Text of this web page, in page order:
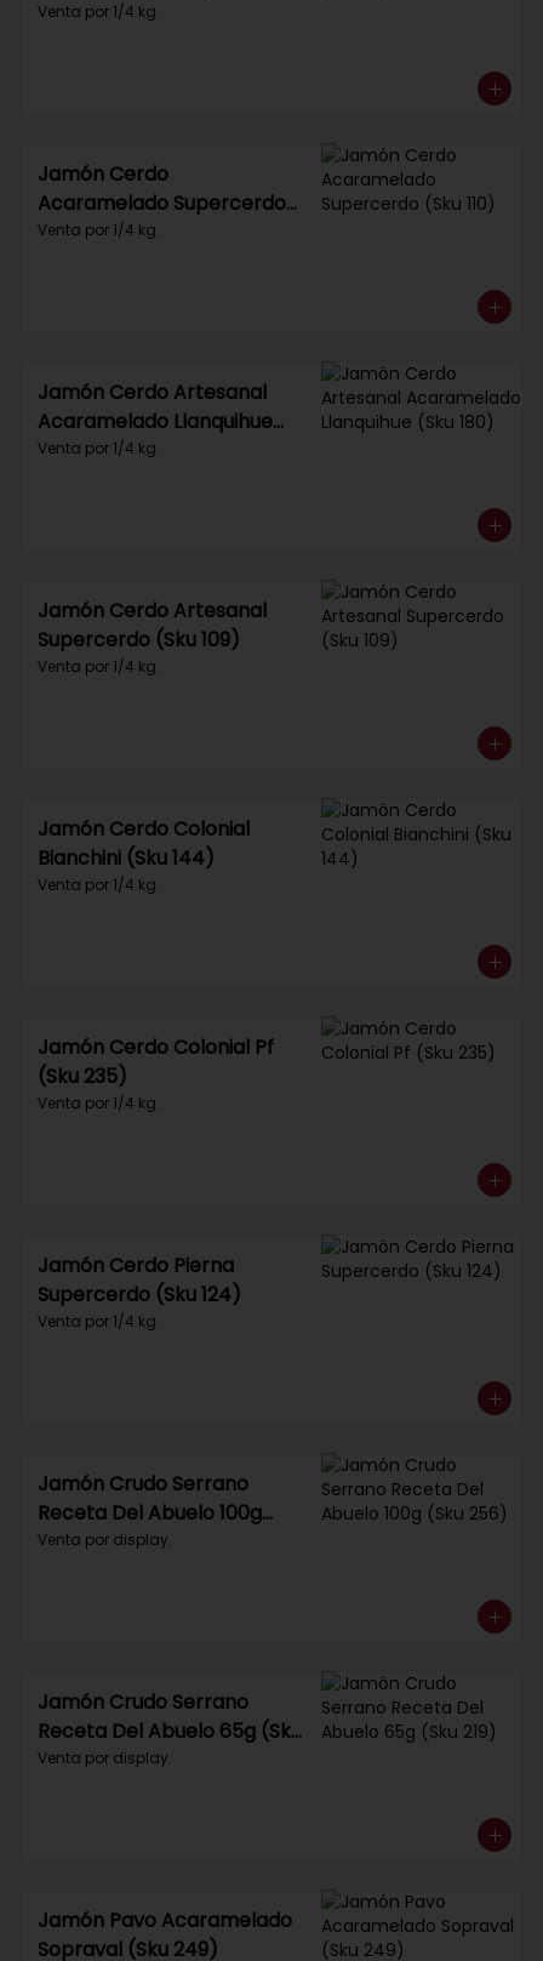
Venta por 1/4 kg.
Jamón Cerdo
Acaramelado Supercerdo
(Sku 110)
Venta por 1/4 kg.
Jamón Cerdo Artesanal
Acaramelado Llanquihue
(Sku 180)
Venta por 1/4 kg.
Jamón Cerdo Artesanal
Supercerdo (Sku 109)
Venta por 1/4 kg.
Jamón Cerdo Colonial
Bianchini (Sku 144)
Venta por 1/4 kg.
Jamón Cerdo Colonial Pf
(Sku 235)
Venta por 1/4 kg.
Jamón Cerdo Pierna
Supercerdo (Sku 124)
Venta por 1/4 kg.
Jamón Crudo Serrano
Receta Del Abuelo 100g
(Sku 256)
Venta por display.
Jamón Crudo Serrano
Receta Del Abuelo 65g (Sku
219)
Venta por display.
Jamón Pavo Acaramelado
Sopraval (Sku 249)